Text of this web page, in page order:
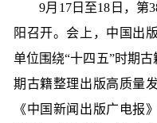
9月17日至18日，第
阳召开。会上，中国出
单位围绕“十四五”时期
期古籍整理出版高质量
《中国新闻出版广电报